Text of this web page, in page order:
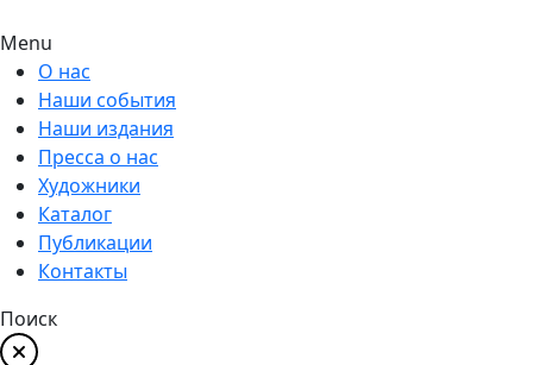
Menu
О нас
Наши события
Наши издания
Пресса о нас
Художники
Каталог
Публикации
Контакты
Поиск